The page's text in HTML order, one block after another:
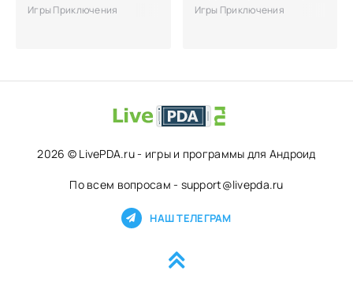
Игры Приключения Игры Приключения
2026 © LivePDA.ru - игры и программы для Андроид
По всем вопросам - support@livepda.ru
НАШ ТЕЛЕГРАМ